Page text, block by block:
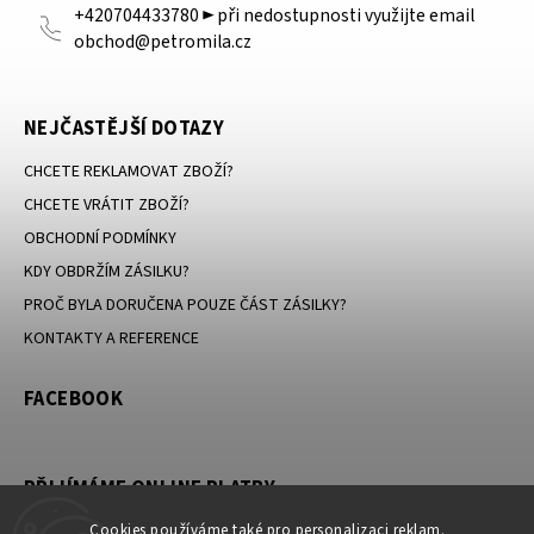
+420704433780 ► při nedostupnosti využijte email
obchod@petromila.cz
NEJČASTĚJŠÍ DOTAZY
CHCETE REKLAMOVAT ZBOŽÍ?
CHCETE VRÁTIT ZBOŽÍ?
OBCHODNÍ PODMÍNKY
KDY OBDRŽÍM ZÁSILKU?
PROČ BYLA DORUČENA POUZE ČÁST ZÁSILKY?
KONTAKTY A REFERENCE
FACEBOOK
PŘIJÍMÁME ONLINE PLATBY